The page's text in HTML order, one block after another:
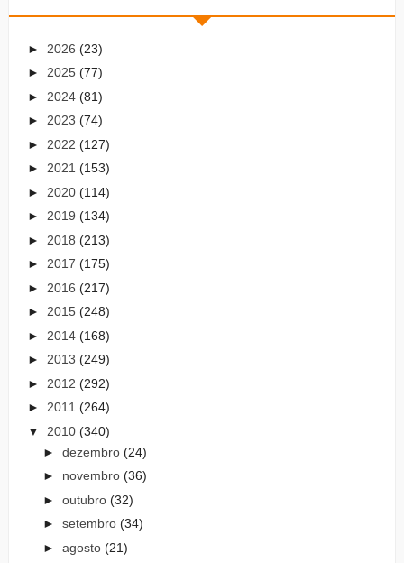
► 2026 (23)
► 2025 (77)
► 2024 (81)
► 2023 (74)
► 2022 (127)
► 2021 (153)
► 2020 (114)
► 2019 (134)
► 2018 (213)
► 2017 (175)
► 2016 (217)
► 2015 (248)
► 2014 (168)
► 2013 (249)
► 2012 (292)
► 2011 (264)
▼ 2010 (340)
► dezembro (24)
► novembro (36)
► outubro (32)
► setembro (34)
► agosto (21)